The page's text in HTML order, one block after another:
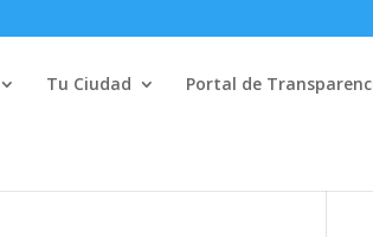
Tu Ciudad Portal de